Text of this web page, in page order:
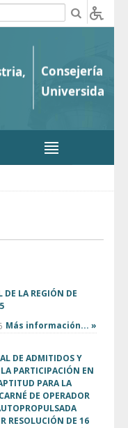
LA REGIÓN DE
Más información... »
DE ADMITIDOS Y
PARTICIPACIÓN EN
PARA LA
DE OPERADOR
RESOLUCIÓN DE 16